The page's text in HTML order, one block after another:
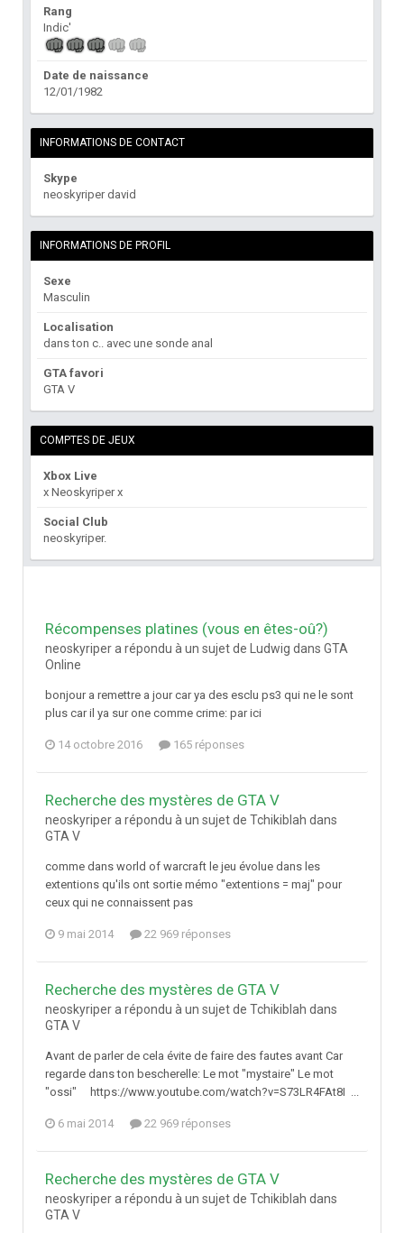
Rang
Indic'
Date de naissance
12/01/1982
INFORMATIONS DE CONTACT
Skype
neoskyriper david
INFORMATIONS DE PROFIL
Sexe
Masculin
Localisation
dans ton c.. avec une sonde anal
GTA favori
GTA V
COMPTES DE JEUX
Xbox Live
x Neoskyriper x
Social Club
neoskyriper.
Récompenses platines (vous en êtes-oû?)
neoskyriper a répondu à un sujet de Ludwig dans GTA
Online
bonjour a remettre a jour car ya des esclu ps3 qui ne le sont
plus car il ya sur one comme crime: par ici
14 octobre 2016 165 réponses
Recherche des mystères de GTA V
neoskyriper a répondu à un sujet de Tchikiblah dans
GTA V
comme dans world of warcraft le jeu évolue dans les
extentions qu'ils ont sortie mémo "extentions = maj" pour
ceux qui ne connaissent pas
9 mai 2014 22 969 réponses
Recherche des mystères de GTA V
neoskyriper a répondu à un sujet de Tchikiblah dans
GTA V
Avant de parler de cela évite de faire des fautes avant Car
regarde dans ton bescherelle: Le mot "mystaire" Le mot
"ossi" https://www.youtube.com/watch?v=S73LR4FAt8I ...
6 mai 2014 22 969 réponses
Recherche des mystères de GTA V
neoskyriper a répondu à un sujet de Tchikiblah dans
GTA V